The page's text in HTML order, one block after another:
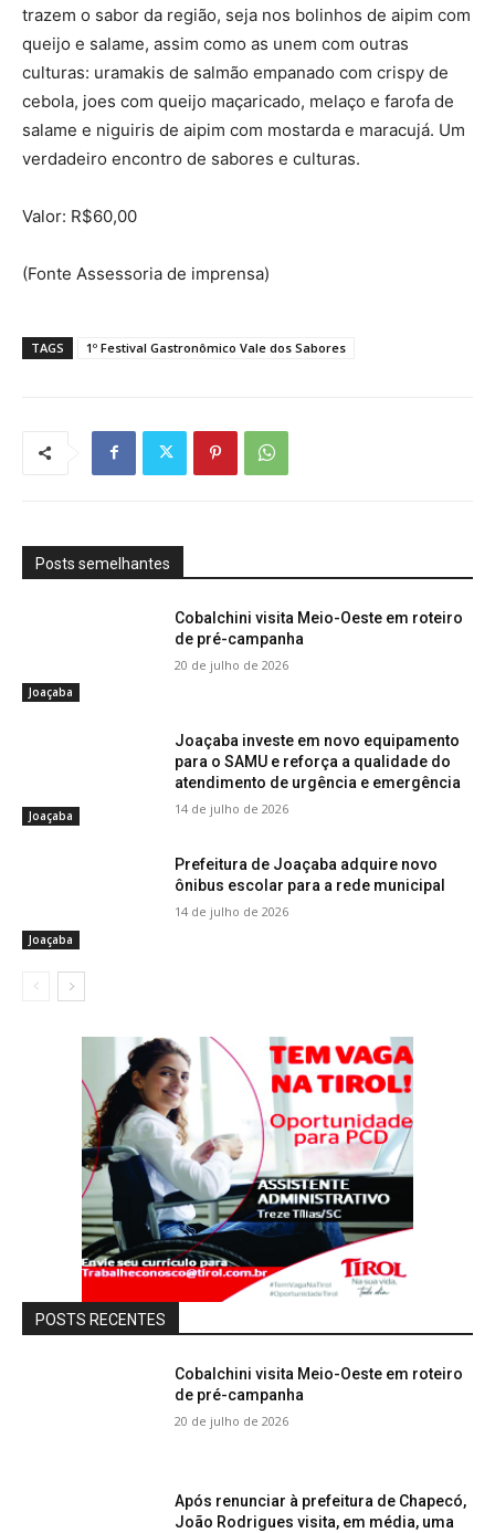
trazem o sabor da região, seja nos bolinhos de aipim com
queijo e salame, assim como as unem com outras
culturas: uramakis de salmão empanado com crispy de
cebola, joes com queijo maçaricado, melaço e farofa de
salame e niguiris de aipim com mostarda e maracujá. Um
verdadeiro encontro de sabores e culturas.
Valor: R$60,00
(Fonte Assessoria de imprensa)
TAGS 1º Festival Gastronômico Vale dos Sabores
Posts semelhantes
Joaçaba
Cobalchini visita Meio-Oeste em roteiro
de pré-campanha
20 de julho de 2026
Joaçaba
Joaçaba investe em novo equipamento
para o SAMU e reforça a qualidade do
atendimento de urgência e emergência
14 de julho de 2026
Joaçaba
Prefeitura de Joaçaba adquire novo
ônibus escolar para a rede municipal
14 de julho de 2026
POSTS RECENTES
Cobalchini visita Meio-Oeste em roteiro
de pré-campanha
20 de julho de 2026
Após renunciar à prefeitura de Chapecó,
João Rodrigues visita, em média, uma